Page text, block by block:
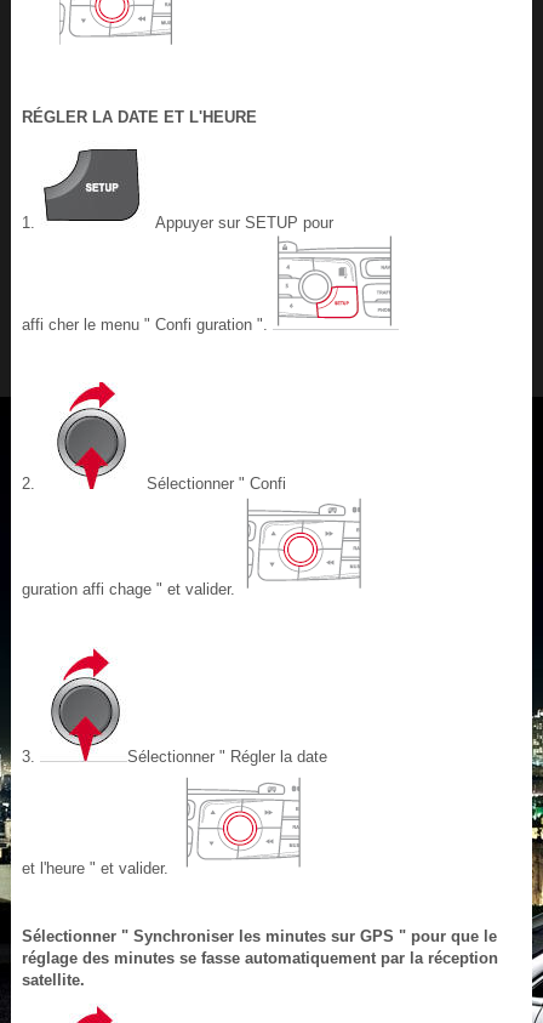
RÉGLER LA DATE ET L'HEURE
1. Appuyer sur SETUP pour
affi cher le menu " Confi guration ".
2. Sélectionner " Confi
guration affi chage " et valider.
3. Sélectionner " Régler la date
et l'heure " et valider.
Sélectionner " Synchroniser les minutes sur GPS " pour que le
réglage des minutes se fasse automatiquement par la réception
satellite.